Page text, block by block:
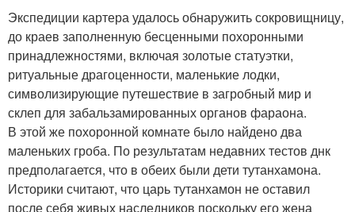
Экспедиции картера удалось обнаружить сокровищницу,
до краев заполненную бесценными похоронными
принадлежностями, включая золотые статуэтки,
ритуальные драгоценности, маленькие лодки,
символизирующие путешествие в загробный мир и
склеп для забальзамированных органов фараона.
В этой же похоронной комнате было найдено два
маленьких гроба. По результатам недавних тестов днк
предполагается, что в обеих были дети тутанхамона.
Историки считают, что царь тутанхамон не оставил
после себя живых наследников поскольку его жена